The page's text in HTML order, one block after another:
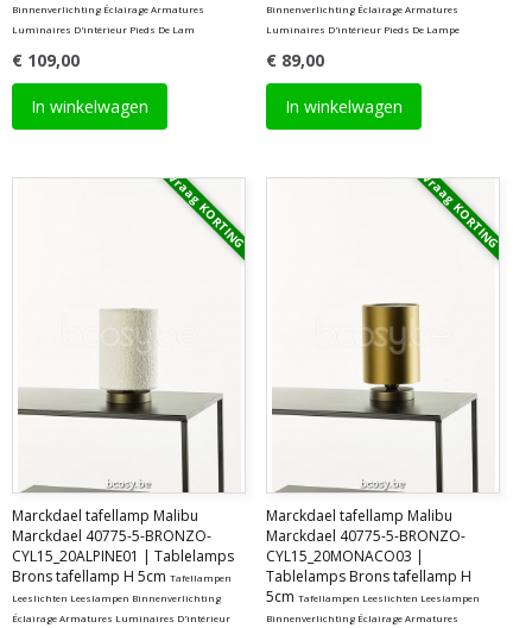
Binnenverlichting Éclairage Armatures
Luminaires D'intérieur Pieds De Lam
€ 109,00
In winkelwagen
Binnenverlichting Éclairage Armatures
Luminaires D'intérieur Pieds De Lampe
€ 89,00
In winkelwagen
Vraag KORTING
Marckdael tafellamp Malibu
Marckdael 40775-5-BRONZO-
CYL15_20ALPINE01 | Tablelamps
Brons tafellamp H 5cm Tafellampen
Leeslichten Leeslampen Binnenverlichting
Éclairage Armatures Luminaires D'intérieur
Vraag KORTING
Marckdael tafellamp Malibu
Marckdael 40775-5-BRONZO-
CYL15_20MONACO03 |
Tablelamps Brons tafellamp H
5cm Tafellampen Leeslichten Leeslampen
Binnenverlichting Éclairage Armatures